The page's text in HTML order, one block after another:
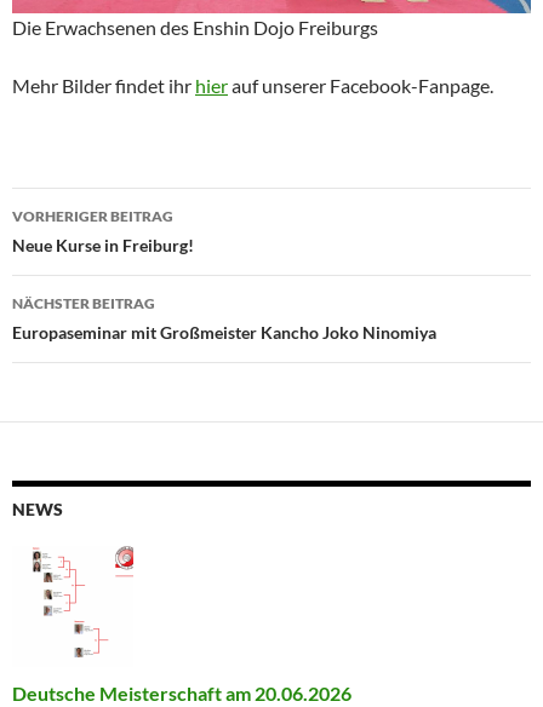
Die Erwachsenen des Enshin Dojo Freiburgs
Mehr Bilder findet ihr hierauf unserer Facebook-Fanpage.
Beitragsnavigation
VORHERIGER BEITRAG
Neue Kurse in Freiburg!
NÄCHSTER BEITRAG
Europaseminar mit Großmeister Kancho Joko Ninomiya
NEWS
Deutsche Meisterschaft am 20.06.2026